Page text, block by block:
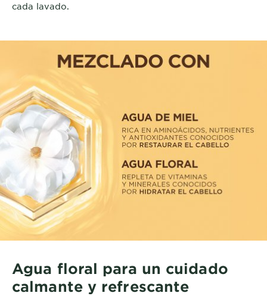
cada lavado.
Agua floral para un cuidado
calmante y refrescante